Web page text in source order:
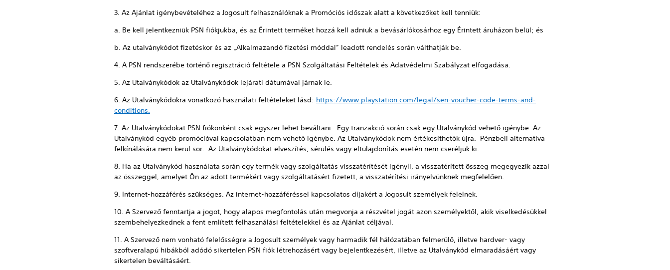
3. Az Ajánlat igénybevételéhez a Jogosult felhasználóknak a Promóciós időszak alatt a következőket kell tenniük:
a. Be kell jelentkezniük PSN fiókjukba, és az Érintett terméket hozzá kell adniuk a bevásárlókosárhoz egy Érintett áruházon belül; és
b. Az utalványkódot fizetéskor és az „Alkalmazandó fizetési móddal” leadott rendelés során válthatják be.
4. A PSN rendszerébe történő regisztráció feltétele a PSN Szolgáltatási Feltételek és Adatvédelmi Szabályzat elfogadása.
5. Az Utalványkódok az Utalványkódok lejárati dátumával járnak le.
6. Az Utalványkódokra vonatkozó használati feltételeket lásd: https://www.playstation.com/legal/sen-voucher-code-terms-and-
conditions.
7. Az Utalványkódokat PSN fiókonként csak egyszer lehet beváltani. Egy tranzakció során csak egy Utalványkód vehető igénybe. Az
Utalványkód egyéb promócióval kapcsolatban nem vehető igénybe. Az Utalványkódok nem értékesíthetők újra. Pénzbeli alternatíva
felkínálására nem kerül sor. Az Utalványkódokat elveszítés, sérülés vagy eltulajdonítás esetén nem cseréljük ki.
8. Ha az Utalványkód használata során egy termék vagy szolgáltatás visszatérítését igényli, a visszatérített összeg megegyezik azzal
az összeggel, amelyet Ön az adott termékért vagy szolgáltatásért fizetett, a visszatérítési irányelvünknek megfelelően.
9. Internet-hozzáférés szükséges. Az internet-hozzáféréssel kapcsolatos díjakért a Jogosult személyek felelnek.
10. A Szervező fenntartja a jogot, hogy alapos megfontolás után megvonja a részvétel jogát azon személyektől, akik viselkedésükkel
szembehelyezkednek a fent említett felhasználási feltételekkel és az Ajánlat céljával.
11. A Szervező nem vonható felelősségre a Jogosult személyek vagy harmadik fél hálózatában felmerülő, illetve hardver- vagy
szoftveralapú hibákból adódó sikertelen PSN fiók létrehozásért vagy bejelentkezésért, illetve az Utalványkód elmaradásáért vagy
sikertelen beváltásáért.